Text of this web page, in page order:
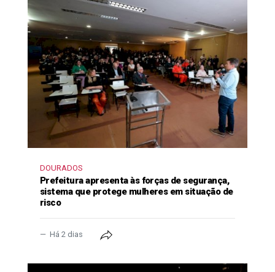
DOURADOS
Prefeitura apresenta às forças de segurança,
sistema que protege mulheres em situação de
risco
Há 2 dias